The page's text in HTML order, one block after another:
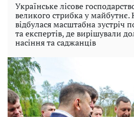
Українське лісове
великого стрибка у майбутнє.
відбулася масштабна зустріч
та експертів, де вирішували
насіння та саджанців